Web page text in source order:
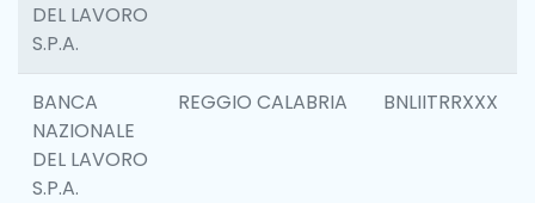
DEL LAVORO
S.P.A.
BANCA
NAZIONALE
DEL LAVORO
S.P.A.
REGGIO CALABRIA BNLIITRRXXX